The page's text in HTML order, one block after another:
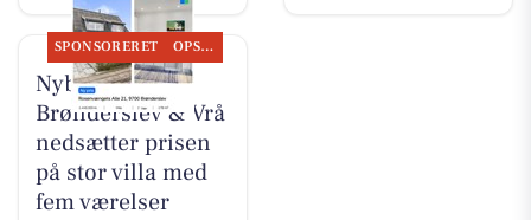
SPONSORERET OPSLAGSTAVLEN
Nybolig
Brønderslev & Vrå
nedsætter prisen
på stor villa med
fem værelser